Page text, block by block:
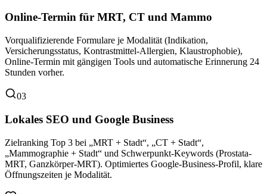
Online-Termin für MRT, CT und Mammo
Vorqualifizierende Formulare je Modalität (Indikation,
Versicherungsstatus, Kontrastmittel-Allergien, Klaustrophobie),
Online-Termin mit gängigen Tools und automatische Erinnerung 24
Stunden vorher.
03
Lokales SEO und Google Business
Zielranking Top 3 bei „MRT + Stadt“, „CT + Stadt“,
„Mammographie + Stadt“ und Schwerpunkt-Keywords (Prostata-
MRT, Ganzkörper-MRT). Optimiertes Google-Business-Profil, klare
Öffnungszeiten je Modalität.